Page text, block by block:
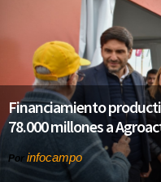
Financiamiento
78.000 millones a
Por infocampo